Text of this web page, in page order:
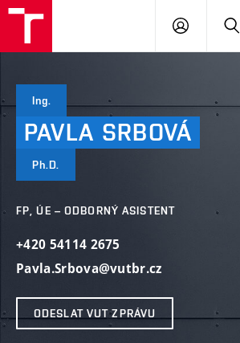
PŘIHLÁSIT
Ing.
PAVLA SRBOVÁ
Ph.D.
FP, ÚE – ODBORNÝ ASISTENT
+420 54114 2675
Pavla.Srbova@vutbr.cz
ODESLAT VUT ZPRÁVU